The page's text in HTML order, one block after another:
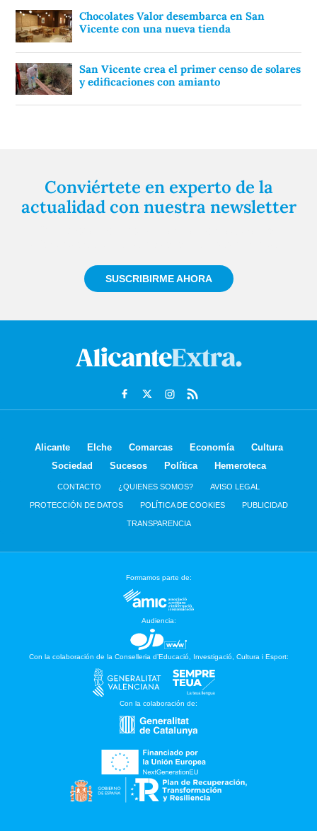
Chocolates Valor desembarca en San
Vicente con una nueva tienda
San Vicente crea el primer censo de solares
y edificaciones con amianto
Conviértete en experto de la
actualidad con nuestra newsletter
SUSCRIBIRME AHORA
Alicante Elche Comarcas Economía
Cultura
Sociedad
Sucesos Política Hemeroteca
CONTACTO ¿QUIENES SOMOS? AVISO LEGAL
PROTECCIÓN DE DATOS POLÍTICA DE COOKIES PUBLICIDAD
TRANSPARENCIA
Formamos parte de:
Audiencia:
Con la colaboración de la Conselleria d’Educació, Investigació, Cultura i Esport:
Con la colaboración de: